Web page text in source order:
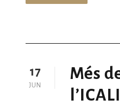
17
JUN
Més
l’ICALI